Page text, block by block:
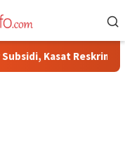
Utara: Proses